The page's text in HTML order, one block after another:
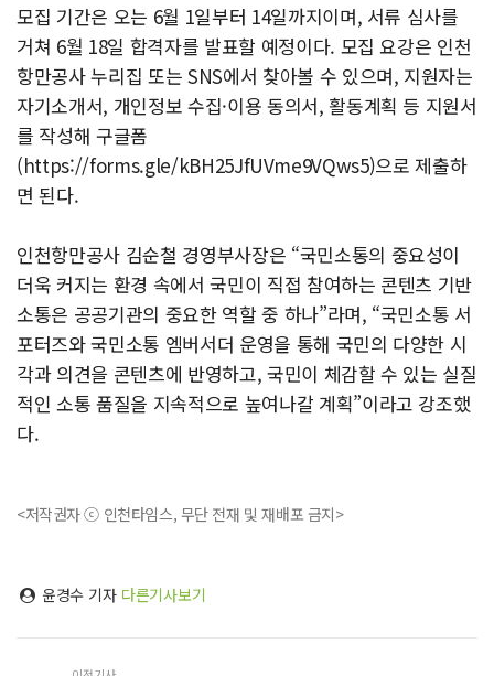
모집 기간은 오는 6월 1일부터 14일까지이며, 서류 심사를
거쳐 6월 18일 합격자를 발표할 예정이다. 모집 요강은 인천
항만공사 누리집 또는 SNS에서 찾아볼 수 있으며, 지원자는
자기소개서, 개인정보 수집·이용 동의서, 활동계획 등 지원서
를 작성해 구글폼
(https://forms.gle/kBH25JfUVme9VQws5)으로 제출하
면 된다.
인천항만공사 김순철 경영부사장은 “국민소통의 중요성이
더욱 커지는 환경 속에서 국민이 직접 참여하는 콘텐츠 기반
소통은 공공기관의 중요한 역할 중 하나”라며, “국민소통 서
포터즈와 국민소통 엠버서더 운영을 통해 국민의 다양한 시
각과 의견을 콘텐츠에 반영하고, 국민이 체감할 수 있는 실질
적인 소통 품질을 지속적으로 높여나갈 계획”이라고 강조했
다.
<저작권자 ⓒ 인천타임스, 무단 전재 및 재배포 금지>
윤경수 기자 다른기사보기